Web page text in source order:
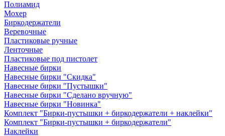
Полиамид
Мохер
Биркодержатели
Веревочные
Пластиковые ручные
Ленточные
Пластиковые под пистолет
Навесные бирки
Навесные бирки "Скидка"
Навесные бирки "Пустышки"
Навесные бирки "Сделано вручную"
Навесные бирки "Новинка"
Комплект "Бирки-пустышки + биркодержатели + наклейки"
Комплект "Бирки-пустышки + биркодержатели"
Наклейки